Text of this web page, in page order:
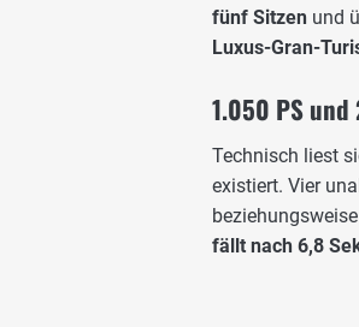
fünf Sitzen und
Luxus-Gran-
1.050 PS
Technisch liest
existiert. Vier
beziehungsweise
fällt nach 6,8